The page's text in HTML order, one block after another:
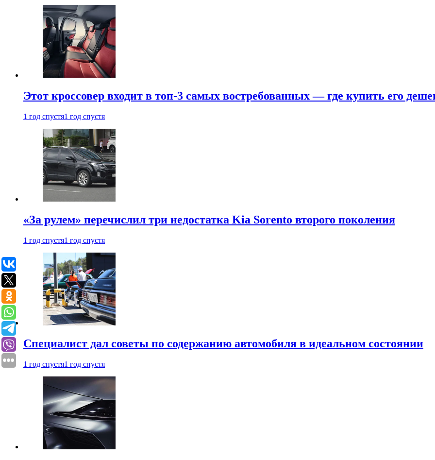
Этот кроссовер входит в топ-3 самых востребованных — где купить его
1 год спустя1 год спустя
«За рулем» перечислил три недостатка Kia Sorento второго поколения
1 год спустя1 год спустя
Специалист дал советы по содержанию автомобиля в идеальном состоянии
1 год спустя1 год спустя